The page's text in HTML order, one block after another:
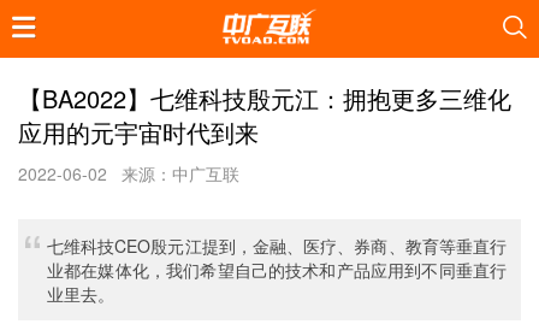
【BA2022】七维科技殷元江：拥抱更多三维化
应用的元宇宙时代到来
2022-06-02 来源：中广互联
七维科技CEO殷元江提到，金融、医疗、券商、教育等垂直行
业都在媒体化，我们希望自己的技术和产品应用到不同垂直行
业里去。